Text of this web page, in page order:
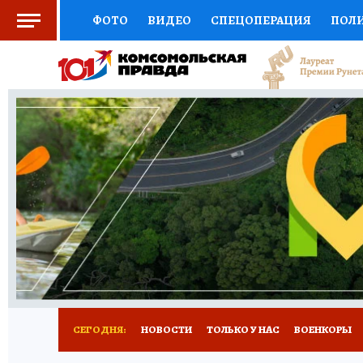
ФОТО ВИДЕО СПЕЦОПЕРАЦИЯ
СОЦПОДДЕРЖКА НАУКА СПОРТ
ВЫБОР ЭКСПЕРТОВ ДОКТОР
КНИЖНАЯ ПОЛКА ПРОГНОЗЫ НА СПОРТ
ПРЕСС-ЦЕНТР НЕДВИЖИМОСТЬ
РАДИО КП РЕКЛАМА ТЕСТЫ НОВОЕ
СЕГОДНЯ: НОВОСТИ ТОЛЬКО У НАС ВОЕНКОРЫ